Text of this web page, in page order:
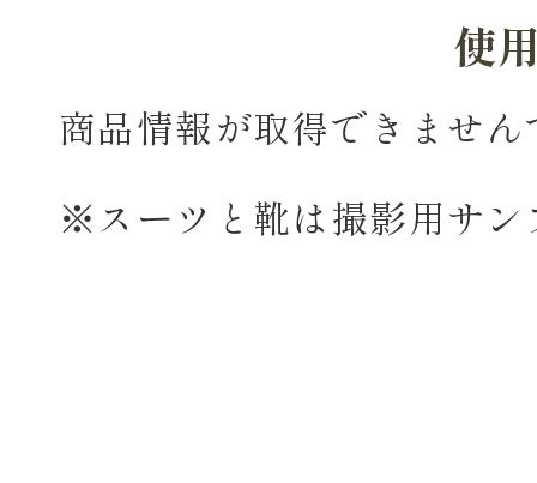
使
商品情報が取得できませ
※スーツと靴は撮影用サン